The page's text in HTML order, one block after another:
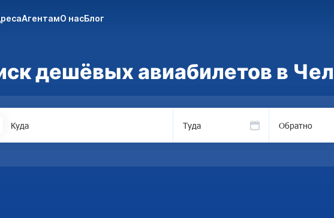
АгентамО насБлог
дешёвых авиабилетов в
Куда Туда Обратно